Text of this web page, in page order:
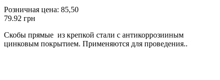
Розничная цена: 85,50
79.92 грн
Скобы прямые из крепкой стали с антикоррозииным
цинковым покрытием. Применяются для проведения..